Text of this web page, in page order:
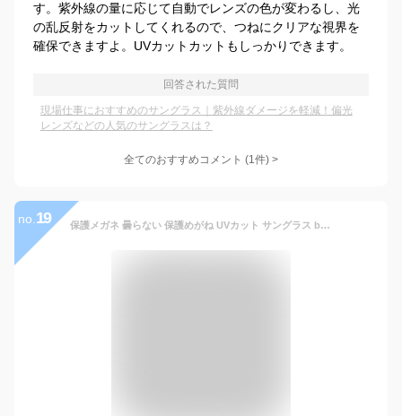
す。紫外線の量に応じて自動でレンズの色が変わるし、光
の乱反射をカットしてくれるので、つねにクリアな視界を
確保できますよ。UVカットカットもしっかりできます。
回答された質問
現場仕事におすすめのサングラス｜紫外線ダメージを軽減！偏光
レンズなどの人気のサングラスは？
全てのおすすめコメント (1件) >
no. 19 保護メガネ 曇らない 保護めがね UVカット サングラス bolle 作業用 メンズ レディース 男性 女性 おしゃれ カラーレンズ ラッシュプラス ブラック/ウォルフグレー スモーク トワイライト 防風 防塵 飛沫 花粉 対策 紫外線対策 セーフティーグラス 【定形外郵便で送料無料】